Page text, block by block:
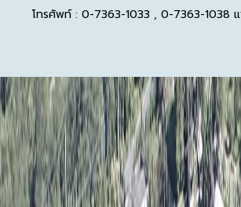
โทรศัพท์ : 0-7363-1033 , 0-7363-1038